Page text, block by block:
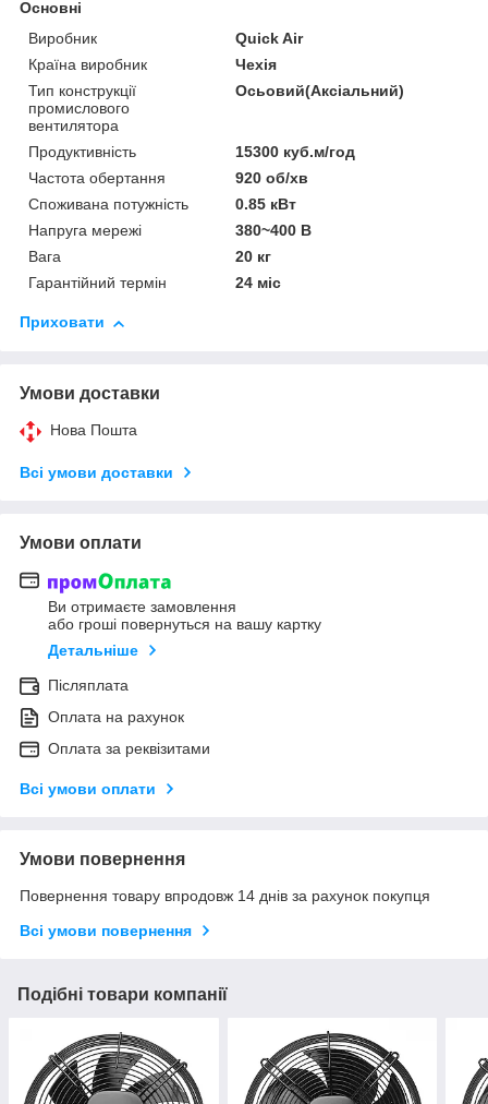
Основні
Виробник
Quick Air
Країна виробник
Чехія
Тип конструкції
промислового
вентилятора
Осьовий(Аксіальний)
Продуктивність
15300 куб.м/год
Частота обертання
920 об/хв
Споживана потужність
0.85 кВт
Напруга мережі
380~400 В
Вага
20 кг
Гарантійний термін
24 міс
Приховати
Умови доставки
Нова Пошта
Всі умови доставки
Умови оплати
Ви отримаєте замовлення
або гроші повернуться на вашу картку
Детальніше
Післяплата
Оплата на рахунок
Оплата за реквізитами
Всі умови оплати
Умови повернення
Повернення товару впродовж 14 днів за рахунок покупця
Всі умови повернення
Подібні товари компанії